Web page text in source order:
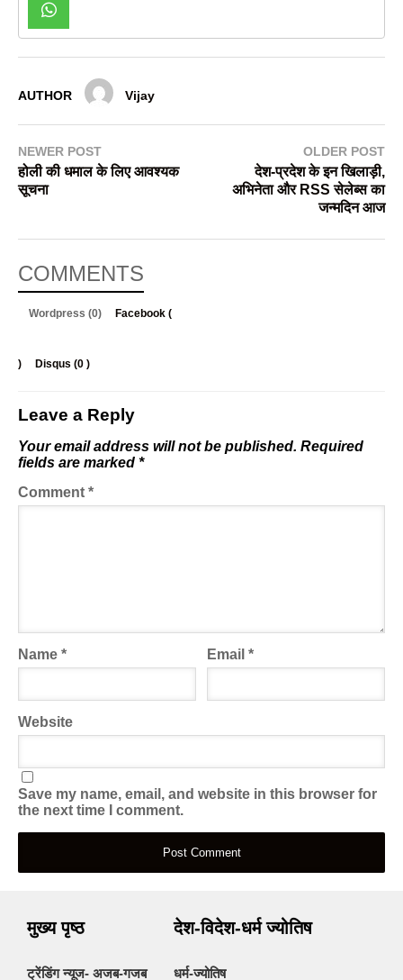
AUTHOR Vijay
NEWER POST
होली की धमाल के लिए आवश्यक
सूचना
OLDER POST
देश-प्रदेश के इन खिलाड़ी,
अभिनेता और RSS सेलेब्स का
जन्मदिन आज
COMMENTS
Wordpress (0) Facebook (
) Disqus (0 )
Leave a Reply
Your email address will not be published. Required
fields are marked *
Comment *
Name * Email*
Website
Save my name, email, and website in this browser for
the next time I comment.
मुख्य पृष्ठ
ट्रेंडिंग न्यूज- अजब-गजब
देश-विदेश-धर्म ज्योतिष
धर्म-ज्योतिष